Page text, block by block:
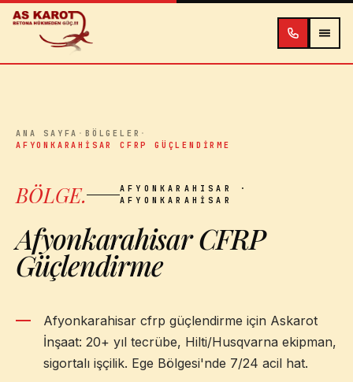
İçeriğe atla
ANA SAYFA ·BÖLGELER ·
AFYONKARAHISAR CFRP GÜÇLENDIRME
BÖLGE. AFYONKARAHISAR
·
AFYONKARAHISAR
Afyonkarahisar CFRP
Güçlendirme
Afyonkarahisar cfrp güçlendirme için Askarot
İnşaat: 20+ yıl tecrübe, Hilti/Husqvarna ekipman,
sigortalı işçilik. Ege Bölgesi'nde 7/24 acil hat.